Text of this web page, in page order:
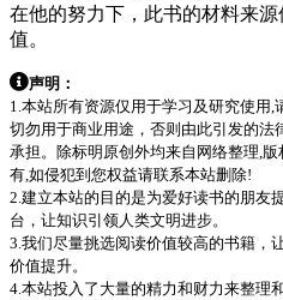
在他的努力下，此书的材料来
值。
声明：
1.本站所有资源仅用于学习及研究使用,
切勿用于商业用途，否则由此引发的法
承担。除标明原创外均来自网络整理,
有,如侵犯到您权益请联系本站删除!
2.建立本站的目的是为爱好读书的朋友
台，让知识引领人类文明进步。
3.我们尽量挑选阅读价值较高的书籍，
价值提升。
4.本站投入了大量的精力和财力来整理